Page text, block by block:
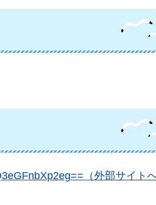
（外部サイト